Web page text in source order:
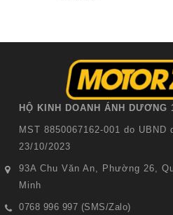
HỘ KINH DOANH ÁNH DƯƠNG
MST 8850067162-001 do
23/10/2023
93A Chu Văn An, Phường 26,
Minh
0768 996 997 (SMS/Zalo)